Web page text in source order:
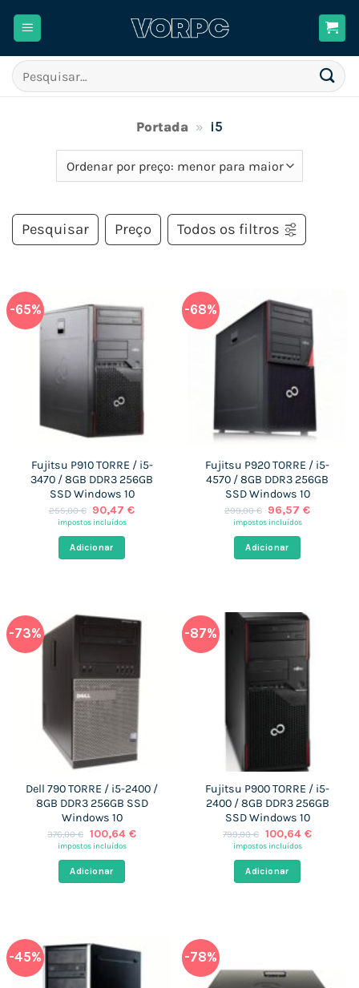
Pesquisar
por:
Portada » i5
Pesquisar Preço Todos os filtros
-65%
Fujitsu P910 TORRE / i5-
3470 / 8GB DDR3 256GB
SSD Windows 10
255,00€ O
preço
era:
255,00 €.
90,47€O
impostos incluídos
Adicionar
-68%
Fujitsu P920 TORRE / i5-
4570 / 8GB DDR3 256GB
SSD Windows 10
299,00€ O
preço
era:
299,00 €.
96,57€O
impostos incluídos
Adicionar
-73%
Dell 790 TORRE / i5-2400 /
8GB DDR3 256GB SSD
Windows 10
376,00€ O
preço
era:
376,00 €.
100,64 €O
impostos incluídos
Adicionar
-87%
Fujitsu P900 TORRE / i5-
2400 / 8GB DDR3 256GB
SSD Windows 10
799,00€ O
preço
era:
799,00 €.
100,64 €O
impostos incluídos
Adicionar
-45% -78%